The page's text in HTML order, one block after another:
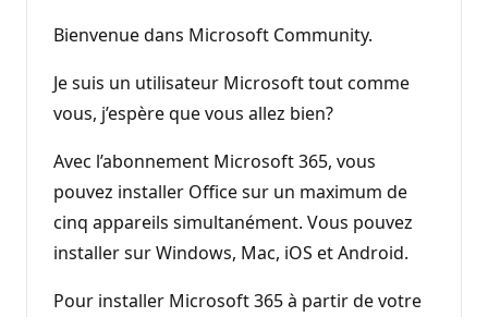
Bienvenue dans Microsoft Community.
Je suis un utilisateur Microsoft tout comme
vous, j’espère que vous allez bien?
Avec l’abonnement Microsoft 365, vous
pouvez installer Office sur un maximum de
cinq appareils simultanément. Vous pouvez
installer sur Windows, Mac, iOS et Android.
Pour installer Microsoft 365 à partir de votre